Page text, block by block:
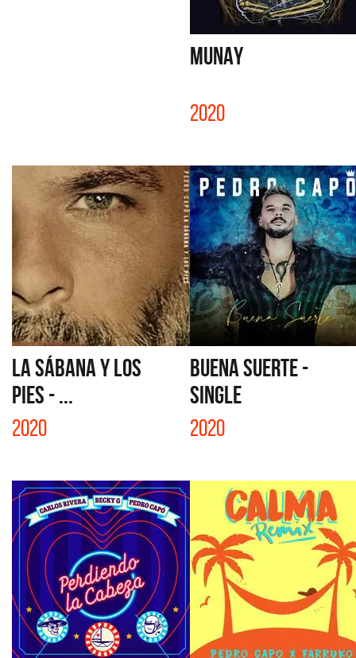
MUNAY
2020
LA SÁBANA Y LOS
PIES - ...
2020
BUENA SUERTE -
SINGLE
2020